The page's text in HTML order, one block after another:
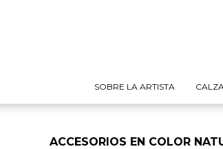
SOBRE LA ARTISTA
ACCESORIOS EN COLOR